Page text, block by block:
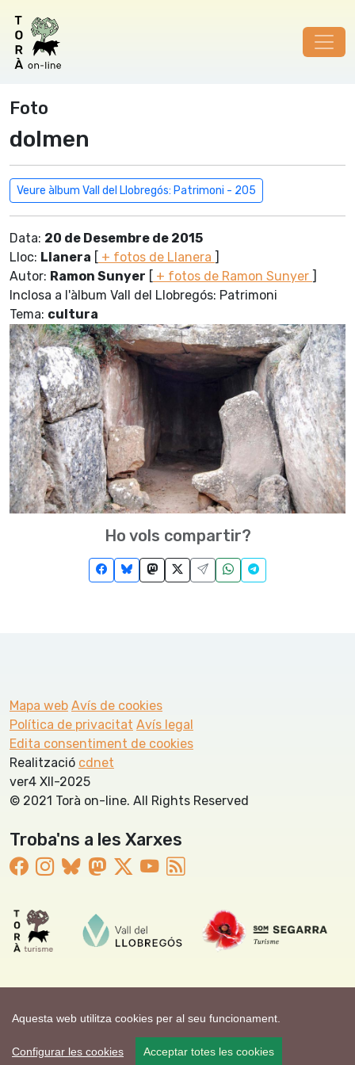
Aquesta web utilitza cookies per al seu funcionament.
Configurar les cookies Acceptar totes les cookies
Foto
dolmen
Veure àlbum Vall del Llobregós: Patrimoni - 205
Data: 20 de Desembre de 2015
Lloc: Llanera [ + fotos de Llanera ]
Autor: Ramon Sunyer [ + fotos de Ramon Sunyer ]
Inclosa a l'àlbum Vall del Llobregós: Patrimoni
Tema: cultura
Ho vols compartir?
Mapa web Avís de cookies
Política de privacitat Avís legal
Edita consentiment de cookies
Realització cdnet
ver4 XII-2025
© 2021 Torà on-line. All Rights Reserved
Troba'ns a les Xarxes